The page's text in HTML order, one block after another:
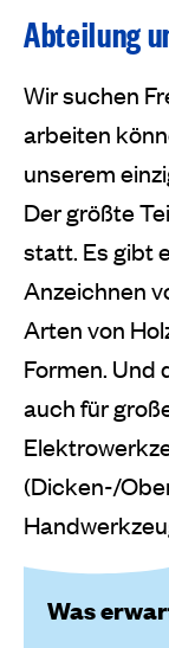
Abteilung
Wir suchen
arbeiten
unserem
Der größte
statt. Es gibt
Anzeichnen
Arten von
Formen. Und
auch für
(Dicken-/
Was